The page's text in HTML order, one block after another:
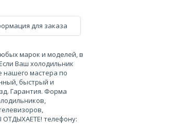
для заказа
марок и моделей, в
Ваш холодильник
нашего мастера по
быстрый и
Гарантия. Форма
телефону: